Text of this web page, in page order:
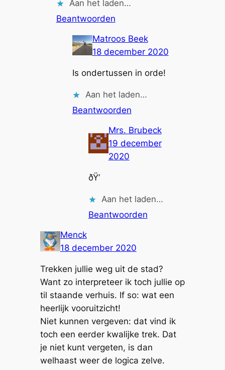
Aan het laden…
Beantwoorden
Matroos Beek
18 december 2020
Is ondertussen in orde!
Aan het laden…
Beantwoorden
Mrs. Brubeck
19 december
2020
ðŸ‘
Aan het laden…
Beantwoorden
Menck
18 december 2020
Trekken jullie weg uit de stad?
Want zo interpreteer ik toch jullie op
til staande verhuis. If so: wat een
heerlijk vooruitzicht!
Niet kunnen vergeven: dat vind ik
toch een eerder kwalijke trek. Dat
je niet kunt vergeten, is dan
welhaast weer de logica zelve.